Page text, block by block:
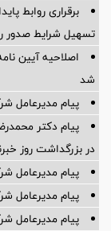
برقراری روابط
تسهیل شرایط صدور
شد
پیام مدیرعامل
پیام دکتر
در بزرگداشت روز
پیام مدیرعامل
پیام مدیرعامل
پیام مدیرعامل